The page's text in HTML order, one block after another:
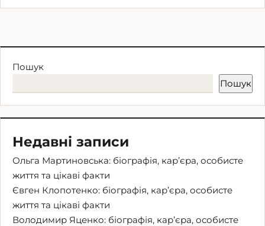
Пошук
Пошук
Недавні записи
Ольга Мартиновська: біографія, кар’єра, особисте
життя та цікаві факти
Євген Клопотенко: біографія, кар’єра, особисте
життя та цікаві факти
Володимир Яценко: біографія, кар’єра, особисте